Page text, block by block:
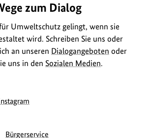
zum Dialog
Umweltschutz gelingt, wenn sie
wird. Schreiben Sie uns oder
an unseren Dialogangeboten oder
uns in den Sozialen Medien.
des
Bürgerservice